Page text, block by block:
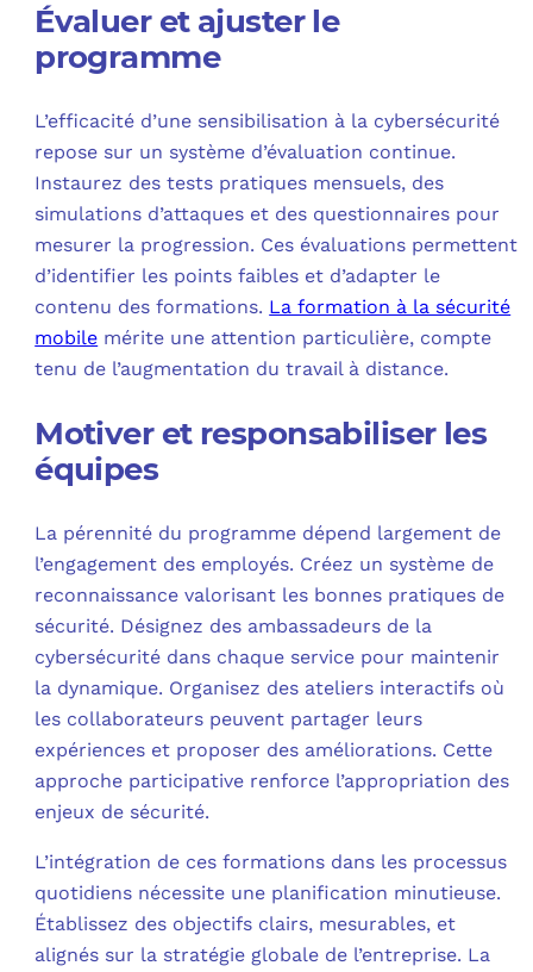
Évaluer et ajuster le
programme
L’efficacité d’une sensibilisation à la cybersécurité
repose sur un système d’évaluation continue.
Instaurez des tests pratiques mensuels, des
simulations d’attaques et des questionnaires pour
mesurer la progression. Ces évaluations permettent
d’identifier les points faibles et d’adapter le
contenu des formations. La formation à la sécurité
mobile mérite une attention particulière, compte
tenu de l’augmentation du travail à distance.
Motiver et responsabiliser les
équipes
La pérennité du programme dépend largement de
l’engagement des employés. Créez un système de
reconnaissance valorisant les bonnes pratiques de
sécurité. Désignez des ambassadeurs de la
cybersécurité dans chaque service pour maintenir
la dynamique. Organisez des ateliers interactifs où
les collaborateurs peuvent partager leurs
expériences et proposer des améliorations. Cette
approche participative renforce l’appropriation des
enjeux de sécurité.
L’intégration de ces formations dans les processus
quotidiens nécessite une planification minutieuse.
Établissez des objectifs clairs, mesurables, et
alignés sur la stratégie globale de l’entreprise. La